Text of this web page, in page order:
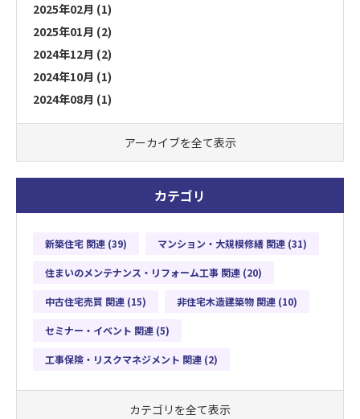
2025年02月 (1)
2025年01月 (2)
2024年12月 (2)
2024年10月 (1)
2024年08月 (1)
アーカイブを全て表示
カテゴリ
新築住宅 関連 (39) マンション・大規模修繕 関連 (31)
住まいのメンテナンス・リフォーム工事 関連 (20)
中古住宅売買 関連 (15) 非住宅木造建築物 関連 (10)
セミナー・イベント 関連 (5)
工事保険・リスクマネジメント 関連 (2)
カテゴリを全て表示